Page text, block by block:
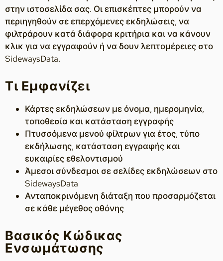
στην ιστοσελίδα σας. Οι επισκέπτες μπορούν να
περιηγηθούν σε επερχόμενες εκδηλώσεις, να
φιλτράρουν κατά διάφορα κριτήρια και να κάνουν
κλικ για να εγγραφούν ή να δουν λεπτομέρειες στο
SidewaysData.
Τι Εμφανίζει
Κάρτες εκδηλώσεων με όνομα, ημερομηνία,
τοποθεσία και κατάσταση εγγραφής
Πτυσσόμενα μενού φίλτρων για έτος, τύπο
εκδήλωσης, κατάσταση εγγραφής και
ευκαιρίες εθελοντισμού
Άμεσοι σύνδεσμοι σε σελίδες εκδηλώσεων στο
SidewaysData
Ανταποκρινόμενη διάταξη που προσαρμόζεται
σε κάθε μέγεθος οθόνης
Βασικός Κώδικας
Ενσωμάτωσης